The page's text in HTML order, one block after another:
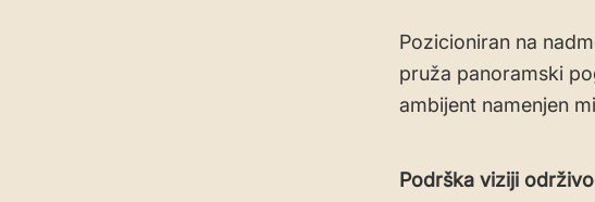
Pozicioniran na
pruža panoramski
ambijent namenjen
Podrška viziji